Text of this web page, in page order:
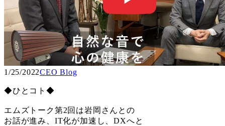
1/25/2022CEO Blog
◆ひとコト◆
エムズトーク第2回は岩岡さんとの
お話が進み、IT化が加速し、DXへと